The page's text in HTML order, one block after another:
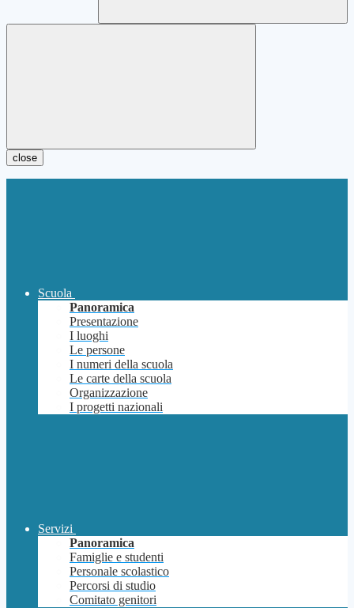
close
Scuola
Panoramica
Presentazione
I luoghi
Le persone
I numeri della scuola
Le carte della scuola
Organizzazione
I progetti nazionali
Servizi
Panoramica
Famiglie e studenti
Personale scolastico
Percorsi di studio
Comitato genitori